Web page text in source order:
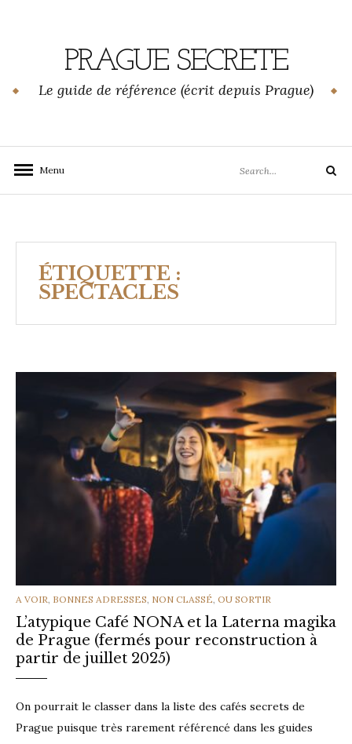
PRAGUE SECRETE
Le guide de référence (écrit depuis Prague)
Menu
for:
Search
ÉTIQUETTE :
SPECTACLES
CATEGORIES
A VOIR, BONNES ADRESSES, NON CLASSÉ, OU SORTIR
L’atypique Café NONA et la Laterna magika
de Prague (fermés pour reconstruction à
partir de juillet 2025)
On pourrait le classer dans la liste des cafés secrets de
Prague puisque très rarement référencé dans les guides